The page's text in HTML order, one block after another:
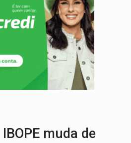
Pirahã terão consultas e exames especializados durante
Dia dos pais deve movimentar R$ 8,5 bilhões e RO
Bailarina da Praça organiza celebração gratuita
a embarcação no rio Madeira termina com
Prêmio acumula para R$ 165
IBOPE muda de